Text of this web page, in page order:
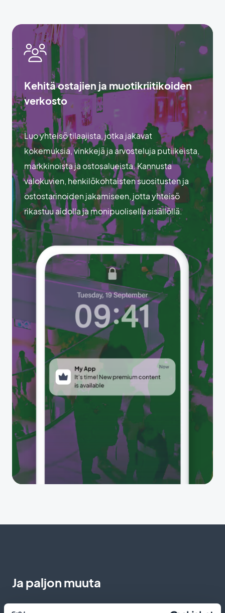
Kehitä ostajien ja muotikriitikoiden
verkosto
Luo yhteisö tilaajista, jotka jakavat
kokemuksia, vinkkejä ja arvosteluja putiikeista,
markkinoista ja ostosalueista. Kannusta
valokuvien, henkilökohtaisten suositusten ja
ostostarinoiden jakamiseen, jotta yhteisö
rikastuu aidolla ja monipuolisella sisällöllä.
Ja paljon muuta